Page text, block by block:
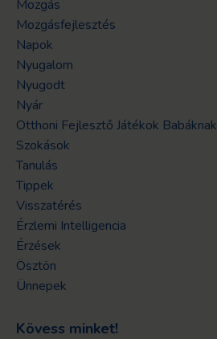
Mozgás
Mozgásfejlesztés
Napok
Nyugalom
Nyugodt
Nyár
Otthoni Fejlesztő Játékok Babáknak
Szokások
Tanulás
Tippek
Visszatérés
Érzlemi Intelligencia
Érzések
Ösztön
Ünnepek
Kövess minket!